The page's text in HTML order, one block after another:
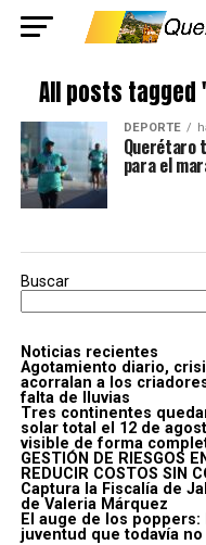
All posts tagged
DEPORTE
Querétaro
para el
Buscar
Noticias recientes
Agotamiento diario,
acorralan a los
falta de lluvias
Tres continentes
solar total el 12 de
visible de forma
GESTIÓN DE RIESGOS
REDUCIR COSTOS SIN
Captura la Fiscalía de
de Valeria Márquez
El auge de los
juventud que todavía